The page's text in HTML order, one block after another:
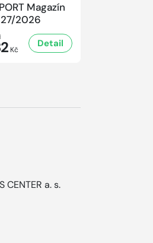
Magazín
2026
Kč
Detail
CENTER a. s.